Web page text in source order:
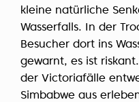
kleine natürliche
Wasserfalls. In der
Besucher dort ins
gewarnt, es ist
der Victoriafälle
Simbabwe aus